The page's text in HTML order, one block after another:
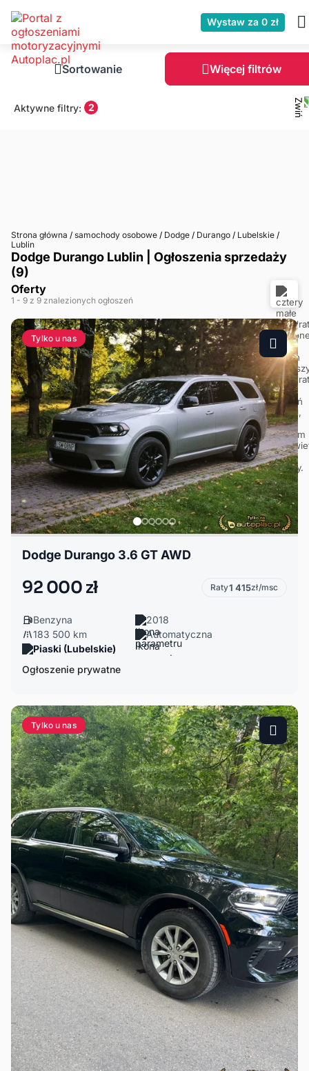
Wystaw za 0 zł
Sortowanie Więcej filtrów
Aktywne filtry: 2
Strona główna / samochody osobowe / Dodge / Durango / Lubelskie /
Lublin
Dodge Durango Lublin | Ogłoszenia sprzedaży
(9)
Oferty
1 - 9 z 9 znalezionych ogłoszeń
Tylko u nas
Dodge Durango 3.6 GT AWD
92 000 zł Raty1 415zł/msc
Benzyna
2018
183 500 km
Automatyczna
Piaski (Lubelskie)
Ogłoszenie prywatne
Tylko u nas